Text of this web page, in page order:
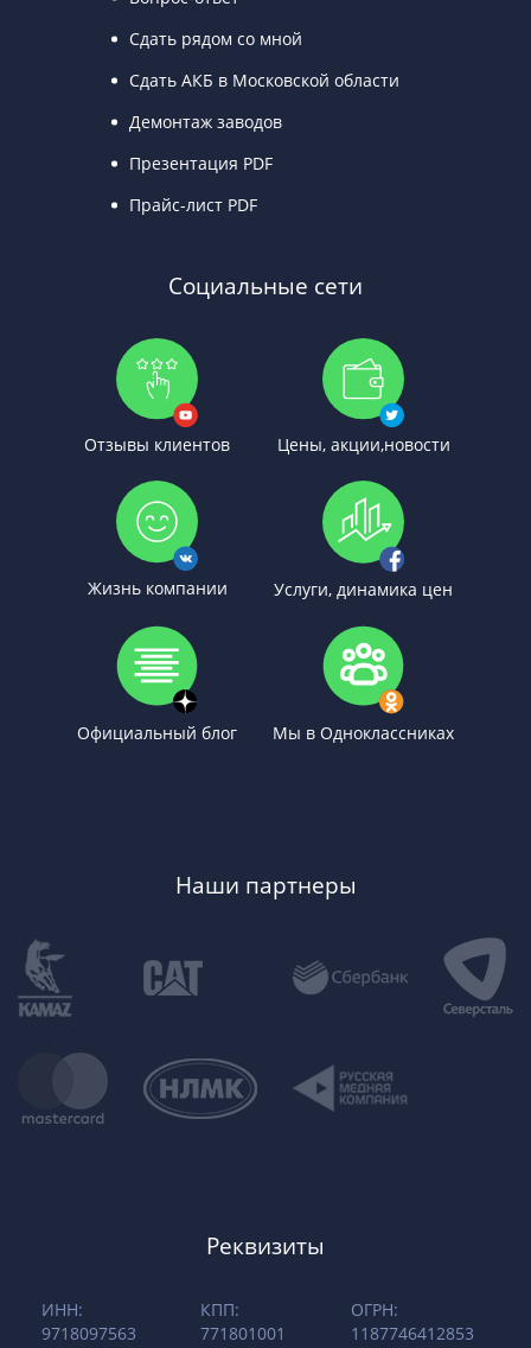
Сдать рядом со мной
Сдать АКБ в Московской области
Демонтаж заводов
Презентация PDF
Прайс-лист PDF
Социальные сети
Отзывы клиентов Цены, акции,новости
Жизнь компании Услуги, динамика цен
Официальный блог Мы в Одноклассниках
Наши партнеры
Реквизиты
ИНН:
9718097563
КПП:
771801001
ОГРН:
1187746412853